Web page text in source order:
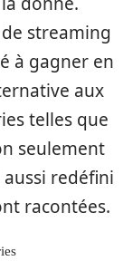
streaming
à gagner en
aux
telles que
seulement
redéfini
racontées.